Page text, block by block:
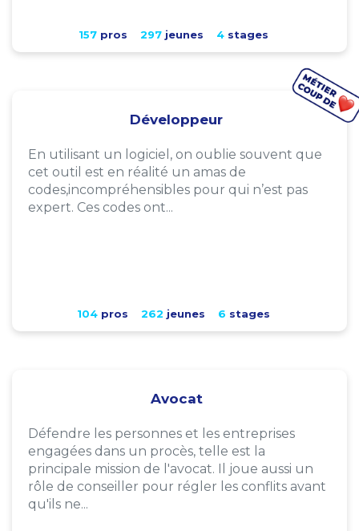
157pros 297jeunes 4stages
Développeur
En utilisant un logiciel, on oublie souvent que
cet outil est en réalité un amas de
codes,incompréhensibles pour qui n’est pas
expert. Ces codes ont...
104pros 262 jeunes 6 stages
Avocat
Défendre les personnes et les entreprises
engagées dans un procès, telle est la
principale mission de l'avocat. Il joue aussi un
rôle de conseiller pour régler les conflits avant
qu'ils ne...